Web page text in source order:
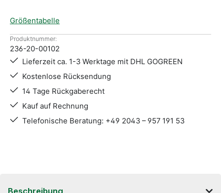
Größentabelle
Produktnummer:
236-20-00102
Lieferzeit ca. 1-3 Werktage mit DHL GOGREEN
Kostenlose Rücksendung
14 Tage Rückgaberecht
Kauf auf Rechnung
Telefonische Beratung: +49 2043 – 957 191 53
Beschreibung